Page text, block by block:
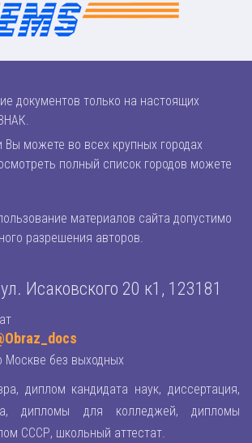
документов только на настоящих
Вы можете во всех крупных городах
полный список городов можете
материалов сайта допустимо
разрешения авторов.
Исаковского 20 к1, 123181
Москве без выходных
диплом кандидата наук, диссертация,
дипломы для колледжей, дипломы
СССР, школьный аттестат.